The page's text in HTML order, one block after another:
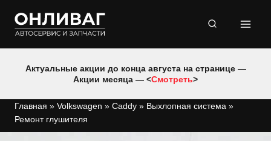
содержимому
Актуальные акции до конца августа на странице —
Акции месяца — <Смотреть>
Главная » Volkswagen » Caddy » Выхлопная система »
Ремонт глушителя